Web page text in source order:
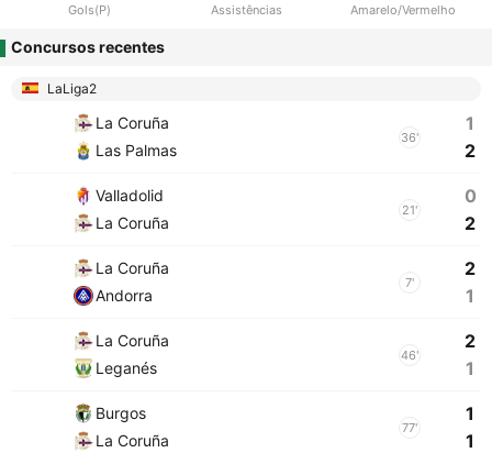
Gols(P) Assistências Amarelo/Vermelho
Concursos recentes
LaLiga2
La Coruña
Las Palmas
36'
1
2
Valladolid
La Coruña
21'
0
2
La Coruña
Andorra
7'
2
1
La Coruña
Leganés
46'
2
1
Burgos
La Coruña
77'
1
1